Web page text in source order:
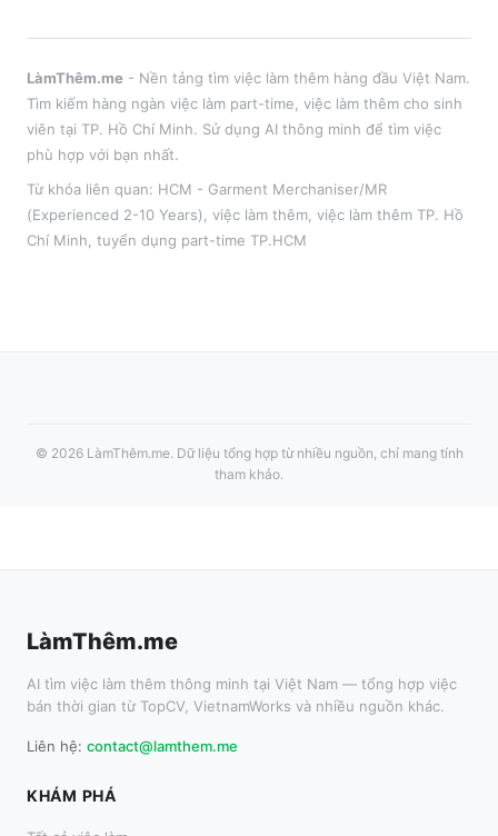
LàmThêm.me - Nền tảng tìm việc làm thêm hàng đầu Việt Nam.
Tìm kiếm hàng ngàn việc làm part-time, việc làm thêm cho sinh
viên tại TP. Hồ Chí Minh. Sử dụng AI thông minh để tìm việc
phù hợp với bạn nhất.
Từ khóa liên quan: HCM - Garment Merchaniser/MR
(Experienced 2-10 Years) việc làm thêm , việc làm thêm TP. Hồ
Chí Minh , tuyển dụng part-time TP.HCM
© 2026 LàmThêm.me. Dữ liệu tổng hợp từ nhiều nguồn, chỉ mang tính
tham khảo.
LàmThêm.me
AI tìm việc làm thêm thông minh tại Việt Nam — tổng hợp việc
bán thời gian từ TopCV, VietnamWorks và nhiều nguồn khác.
Liên hệ: contact@lamthem.me
KHÁM PHÁ